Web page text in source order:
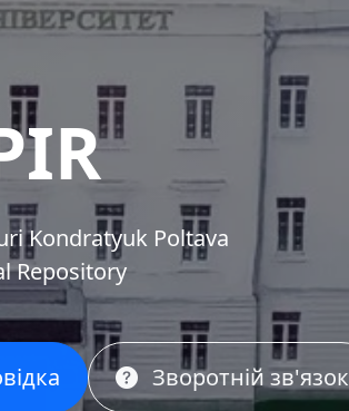
Kondratyuk Poltava
Repository
Зворотній зв'язок